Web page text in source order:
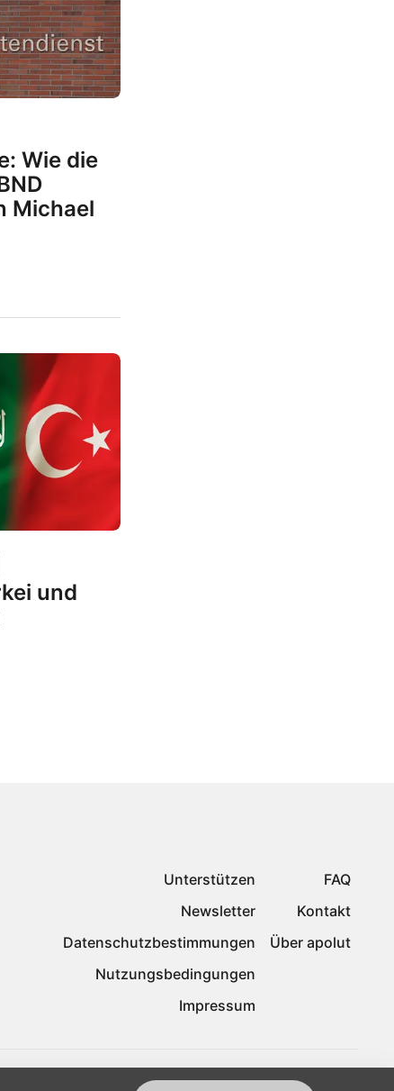
Wie die
Michael
und
Unterstützen
Newsletter
Datenschutzbestimmungen
Nutzungsbedingungen
Impressum
FAQ
Kontakt
Über apolut